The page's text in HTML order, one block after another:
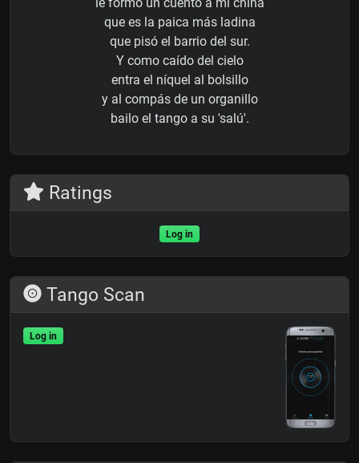
que es la paica más ladina
que pisó el barrio del sur.
Y como caído del cielo
entra el níquel al bolsillo
y al compás de un organillo
bailo el tango a su 'salú'.
Ratings
Log in
Tango Scan
Log in